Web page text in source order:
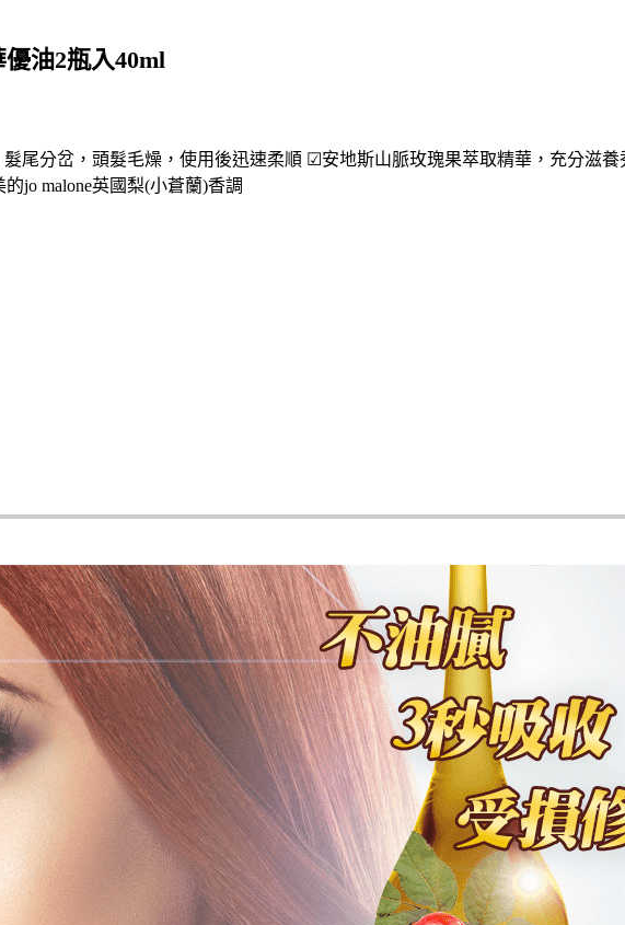
油2瓶入40ml
尾分岔，頭髮毛燥，使用後迅速柔順 ☑安地斯山脈玫瑰果萃取精華，充分滋
jo malone英國梨(小蒼蘭)香調